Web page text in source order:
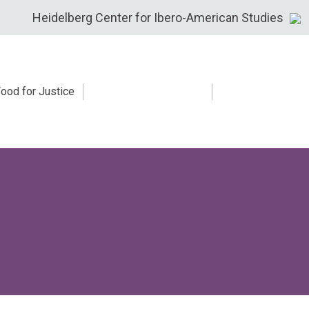
Heidelberg Center for Ibero-American Studies